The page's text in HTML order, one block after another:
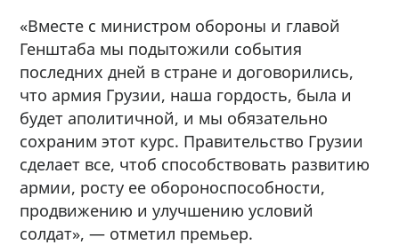
«Вместе с министром обороны и главой
Генштаба мы подытожили события
последних дней в стране и договорились,
что армия Грузии, наша гордость, была и
будет аполитичной, и мы обязательно
сохраним этот курс. Правительство Грузии
сделает все, чтоб способствовать развитию
армии, росту ее обороноспособности,
продвижению и улучшению условий
солдат», — отметил премьер.